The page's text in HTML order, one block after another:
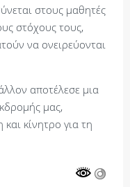
στους μαθητές
στόχους τους,
να ονειρεύονται
αποτέλεσε μια
μας,
κίνητρο για τη